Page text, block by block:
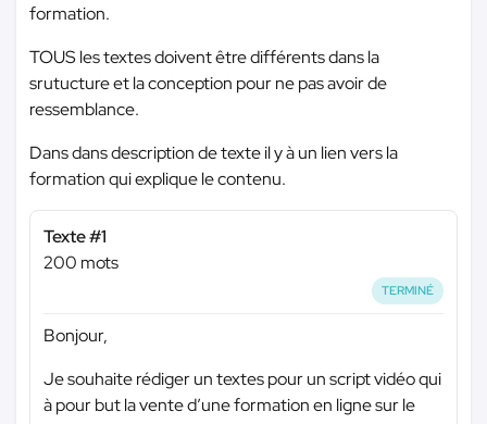
formation.
TOUS les textes doivent être différents dans la
srutucture et la conception pour ne pas avoir de
ressemblance.
Dans dans description de texte il y à un lien vers la
formation qui explique le contenu.
Texte #1
200 mots
TERMINÉ
Bonjour,
Je souhaite rédiger un textes pour un script vidéo qui
à pour but la vente d’une formation en ligne sur le